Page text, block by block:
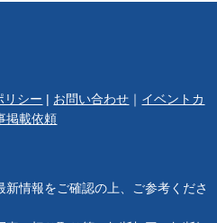
リシー お問い合わせ
イベントカ
掲載依頼
情報をご確認の上、ご参考くださ